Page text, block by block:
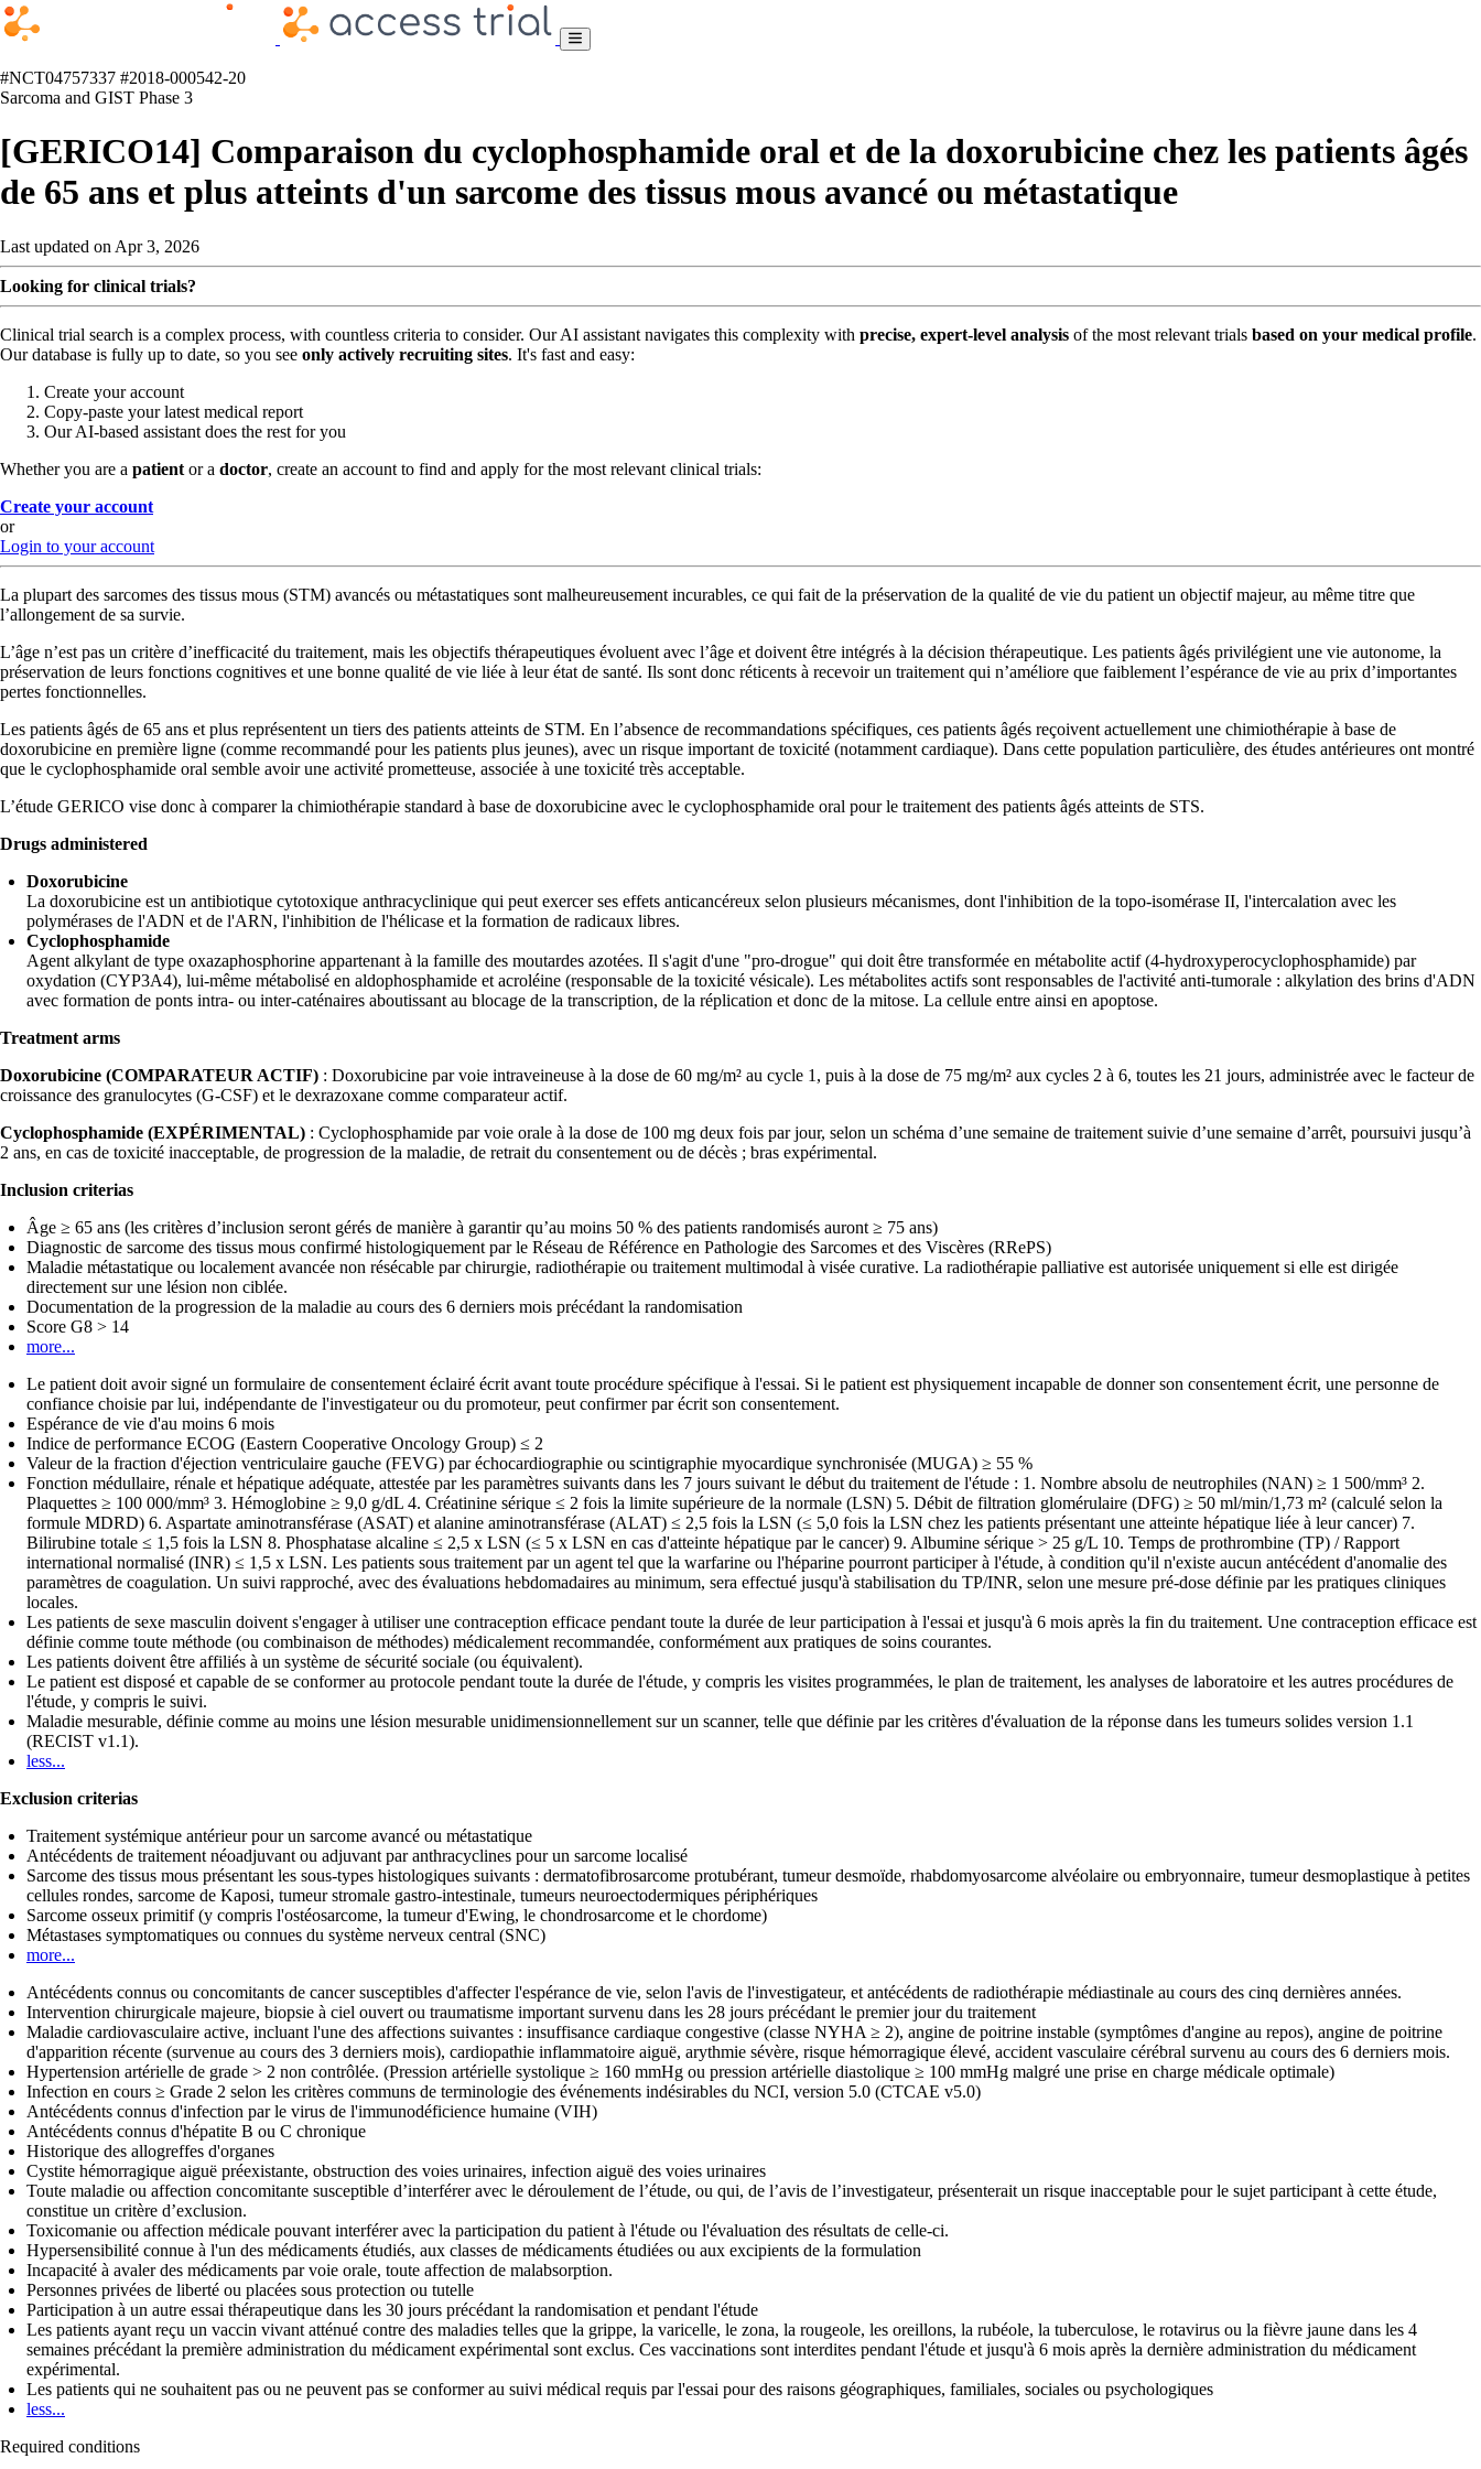
#NCT04757337 #2018-000542-20
Sarcoma and GIST Phase 3
[GERICO14] Comparaison du cyclophosphamide oral et de la doxorubicine chez les patients âgés
de 65 ans et plus atteints d'un sarcome des tissus mous avancé ou métastatique
Last updated on Apr 3, 2026
Looking for clinical trials?
Clinical trial search is a complex process, with countless criteria to consider. Our AI assistant navigates this complexity with precise, expert-level analysis of the most relevant trials based on your medical profile.
Our database is fully up to date, so you see only actively recruiting sites. It's fast and easy:
Create your account
Copy-paste your latest medical report
Our AI-based assistant does the rest for you
Whether you are a patient or a doctor, create an account to find and apply for the most relevant clinical trials:
Create your account
or
Login to your account
La plupart des sarcomes des tissus mous (STM) avancés ou métastatiques sont malheureusement incurables, ce qui fait de la préservation de la qualité de vie du patient un objectif majeur, au même titre que
l’allongement de sa survie.
L’âge n’est pas un critère d’inefficacité du traitement, mais les objectifs thérapeutiques évoluent avec l’âge et doivent être intégrés à la décision thérapeutique. Les patients âgés privilégient une vie autonome, la
préservation de leurs fonctions cognitives et une bonne qualité de vie liée à leur état de santé. Ils sont donc réticents à recevoir un traitement qui n’améliore que faiblement l’espérance de vie au prix d’importantes
pertes fonctionnelles.
Les patients âgés de 65 ans et plus représentent un tiers des patients atteints de STM. En l’absence de recommandations spécifiques, ces patients âgés reçoivent actuellement une chimiothérapie à base de
doxorubicine en première ligne (comme recommandé pour les patients plus jeunes), avec un risque important de toxicité (notamment cardiaque). Dans cette population particulière, des études antérieures ont montré
que le cyclophosphamide oral semble avoir une activité prometteuse, associée à une toxicité très acceptable.
L’étude GERICO vise donc à comparer la chimiothérapie standard à base de doxorubicine avec le cyclophosphamide oral pour le traitement des patients âgés atteints de STS.
Drugs administered
Doxorubicine
La doxorubicine est un antibiotique cytotoxique anthracyclinique qui peut exercer ses effets anticancéreux selon plusieurs mécanismes, dont l'inhibition de la topo-isomérase II, l'intercalation avec les
polymérases de l'ADN et de l'ARN, l'inhibition de l'hélicase et la formation de radicaux libres.
Cyclophosphamide
Agent alkylant de type oxazaphosphorine appartenant à la famille des moutardes azotées. Il s'agit d'une "pro-drogue" qui doit être transformée en métabolite actif (4-hydroxyperocyclophosphamide) par
oxydation (CYP3A4), lui-même métabolisé en aldophosphamide et acroléine (responsable de la toxicité vésicale). Les métabolites actifs sont responsables de l'activité anti-tumorale : alkylation des brins d'ADN
avec formation de ponts intra- ou inter-caténaires aboutissant au blocage de la transcription, de la réplication et donc de la mitose. La cellule entre ainsi en apoptose.
Treatment arms
Doxorubicine (COMPARATEUR ACTIF) : Doxorubicine par voie intraveineuse à la dose de 60 mg/m² au cycle 1, puis à la dose de 75 mg/m² aux cycles 2 à 6, toutes les 21 jours, administrée avec le facteur de
croissance des granulocytes (G-CSF) et le dexrazoxane comme comparateur actif.
Cyclophosphamide (EXPÉRIMENTAL) : Cyclophosphamide par voie orale à la dose de 100 mg deux fois par jour, selon un schéma d’une semaine de traitement suivie d’une semaine d’arrêt, poursuivi jusqu’à
2 ans, en cas de toxicité inacceptable, de progression de la maladie, de retrait du consentement ou de décès ; bras expérimental.
Inclusion criterias
Âge ≥ 65 ans (les critères d’inclusion seront gérés de manière à garantir qu’au moins 50 % des patients randomisés auront ≥ 75 ans)
Diagnostic de sarcome des tissus mous confirmé histologiquement par le Réseau de Référence en Pathologie des Sarcomes et des Viscères (RRePS)
Maladie métastatique ou localement avancée non résécable par chirurgie, radiothérapie ou traitement multimodal à visée curative. La radiothérapie palliative est autorisée uniquement si elle est dirigée
directement sur une lésion non ciblée.
Documentation de la progression de la maladie au cours des 6 derniers mois précédant la randomisation
Score G8 > 14
more...
Le patient doit avoir signé un formulaire de consentement éclairé écrit avant toute procédure spécifique à l'essai. Si le patient est physiquement incapable de donner son consentement écrit, une personne de
confiance choisie par lui, indépendante de l'investigateur ou du promoteur, peut confirmer par écrit son consentement.
Espérance de vie d'au moins 6 mois
Indice de performance ECOG (Eastern Cooperative Oncology Group) ≤ 2
Valeur de la fraction d'éjection ventriculaire gauche (FEVG) par échocardiographie ou scintigraphie myocardique synchronisée (MUGA) ≥ 55 %
Fonction médullaire, rénale et hépatique adéquate, attestée par les paramètres suivants dans les 7 jours suivant le début du traitement de l'étude : 1. Nombre absolu de neutrophiles (NAN) ≥ 1 500/mm³ 2.
Plaquettes ≥ 100 000/mm³ 3. Hémoglobine ≥ 9,0 g/dL 4. Créatinine sérique ≤ 2 fois la limite supérieure de la normale (LSN) 5. Débit de filtration glomérulaire (DFG) ≥ 50 ml/min/1,73 m² (calculé selon la
formule MDRD) 6. Aspartate aminotransférase (ASAT) et alanine aminotransférase (ALAT) ≤ 2,5 fois la LSN (≤ 5,0 fois la LSN chez les patients présentant une atteinte hépatique liée à leur cancer) 7.
Bilirubine totale ≤ 1,5 fois la LSN 8. Phosphatase alcaline ≤ 2,5 x LSN (≤ 5 x LSN en cas d'atteinte hépatique par le cancer) 9. Albumine sérique > 25 g/L 10. Temps de prothrombine (TP) / Rapport
international normalisé (INR) ≤ 1,5 x LSN. Les patients sous traitement par un agent tel que la warfarine ou l'héparine pourront participer à l'étude, à condition qu'il n'existe aucun antécédent d'anomalie des
paramètres de coagulation. Un suivi rapproché, avec des évaluations hebdomadaires au minimum, sera effectué jusqu'à stabilisation du TP/INR, selon une mesure pré-dose définie par les pratiques cliniques
locales.
Les patients de sexe masculin doivent s'engager à utiliser une contraception efficace pendant toute la durée de leur participation à l'essai et jusqu'à 6 mois après la fin du traitement. Une contraception efficace est
définie comme toute méthode (ou combinaison de méthodes) médicalement recommandée, conformément aux pratiques de soins courantes.
Les patients doivent être affiliés à un système de sécurité sociale (ou équivalent).
Le patient est disposé et capable de se conformer au protocole pendant toute la durée de l'étude, y compris les visites programmées, le plan de traitement, les analyses de laboratoire et les autres procédures de
l'étude, y compris le suivi.
Maladie mesurable, définie comme au moins une lésion mesurable unidimensionnellement sur un scanner, telle que définie par les critères d'évaluation de la réponse dans les tumeurs solides version 1.1
(RECIST v1.1).
less...
Exclusion criterias
Traitement systémique antérieur pour un sarcome avancé ou métastatique
Antécédents de traitement néoadjuvant ou adjuvant par anthracyclines pour un sarcome localisé
Sarcome des tissus mous présentant les sous-types histologiques suivants : dermatofibrosarcome protubérant, tumeur desmoïde, rhabdomyosarcome alvéolaire ou embryonnaire, tumeur desmoplastique à petites
cellules rondes, sarcome de Kaposi, tumeur stromale gastro-intestinale, tumeurs neuroectodermiques périphériques
Sarcome osseux primitif (y compris l'ostéosarcome, la tumeur d'Ewing, le chondrosarcome et le chordome)
Métastases symptomatiques ou connues du système nerveux central (SNC)
more...
Antécédents connus ou concomitants de cancer susceptibles d'affecter l'espérance de vie, selon l'avis de l'investigateur, et antécédents de radiothérapie médiastinale au cours des cinq dernières années.
Intervention chirurgicale majeure, biopsie à ciel ouvert ou traumatisme important survenu dans les 28 jours précédant le premier jour du traitement
Maladie cardiovasculaire active, incluant l'une des affections suivantes : insuffisance cardiaque congestive (classe NYHA ≥ 2), angine de poitrine instable (symptômes d'angine au repos), angine de poitrine
d'apparition récente (survenue au cours des 3 derniers mois), cardiopathie inflammatoire aiguë, arythmie sévère, risque hémorragique élevé, accident vasculaire cérébral survenu au cours des 6 derniers mois.
Hypertension artérielle de grade > 2 non contrôlée. (Pression artérielle systolique ≥ 160 mmHg ou pression artérielle diastolique ≥ 100 mmHg malgré une prise en charge médicale optimale)
Infection en cours ≥ Grade 2 selon les critères communs de terminologie des événements indésirables du NCI, version 5.0 (CTCAE v5.0)
Antécédents connus d'infection par le virus de l'immunodéficience humaine (VIH)
Antécédents connus d'hépatite B ou C chronique
Historique des allogreffes d'organes
Cystite hémorragique aiguë préexistante, obstruction des voies urinaires, infection aiguë des voies urinaires
Toute maladie ou affection concomitante susceptible d’interférer avec le déroulement de l’étude, ou qui, de l’avis de l’investigateur, présenterait un risque inacceptable pour le sujet participant à cette étude,
constitue un critère d’exclusion.
Toxicomanie ou affection médicale pouvant interférer avec la participation du patient à l'étude ou l'évaluation des résultats de celle-ci.
Hypersensibilité connue à l'un des médicaments étudiés, aux classes de médicaments étudiées ou aux excipients de la formulation
Incapacité à avaler des médicaments par voie orale, toute affection de malabsorption.
Personnes privées de liberté ou placées sous protection ou tutelle
Participation à un autre essai thérapeutique dans les 30 jours précédant la randomisation et pendant l'étude
Les patients ayant reçu un vaccin vivant atténué contre des maladies telles que la grippe, la varicelle, le zona, la rougeole, les oreillons, la rubéole, la tuberculose, le rotavirus ou la fièvre jaune dans les 4
semaines précédant la première administration du médicament expérimental sont exclus. Ces vaccinations sont interdites pendant l'étude et jusqu'à 6 mois après la dernière administration du médicament
expérimental.
Les patients qui ne souhaitent pas ou ne peuvent pas se conformer au suivi médical requis par l'essai pour des raisons géographiques, familiales, sociales ou psychologiques
less...
Required conditions